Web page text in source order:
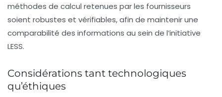
méthodes de calcul retenues par les fournisseurs
soient robustes et vérifiables, afin de maintenir une
comparabilité des informations au sein de l’initiative
LESS.
Considérations tant technologiques
qu’éthiques